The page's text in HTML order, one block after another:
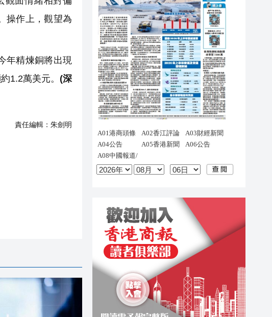
操作上，觀望為
年精煉銅將出現
1.2萬美元。 (深
責任編輯： 朱劍明